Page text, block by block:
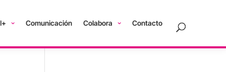
Comunicación Colabora Contacto